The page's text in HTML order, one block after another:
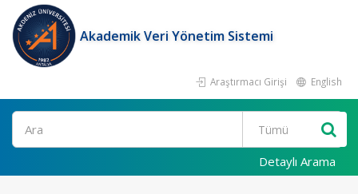
Akademik Veri Yönetim Sistemi
Araştırmacı Girişi English
Ara
Detaylı Arama